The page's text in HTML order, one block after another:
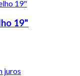
19"
juros